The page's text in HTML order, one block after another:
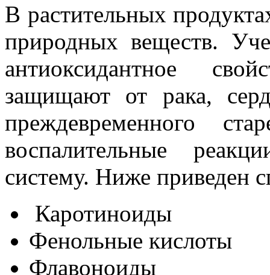
В растительных
природных веществ.
антиоксидантное
защищают от рака,
преждевременного
воспалительные
систему. Ниже приведен
Каротиноиды
Фенольные кислоты
Флавоноиды